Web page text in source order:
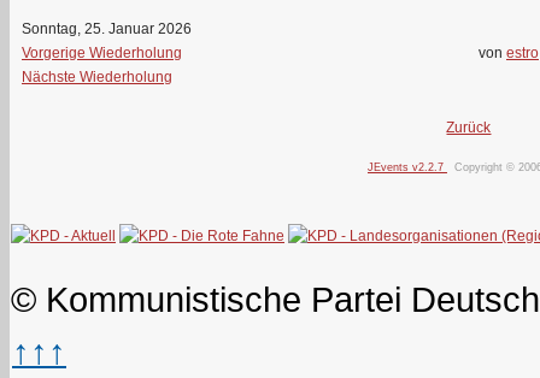
Sonntag, 25. Januar 2026
Vorgerige Wiederholung
Nächste Wiederholung
von estro
Zurück
JEvents v2.2.7 Copyright ©
© Kommunistische Partei
↑↑↑